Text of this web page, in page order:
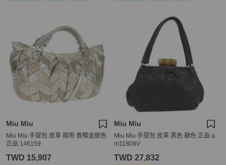
Miu Miu
Miu Miu 手提包 皮革 兩用 香檳金銀色
正品 146159
TWD 15,907
Miu Miu
Miu Miu 手提包 皮革 黑色 銀色 正品 a
m11809V
TWD 27,832